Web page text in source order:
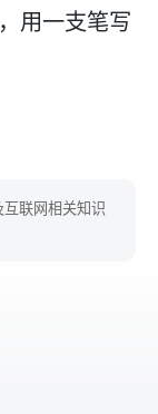
用一支笔写
联网相关知识